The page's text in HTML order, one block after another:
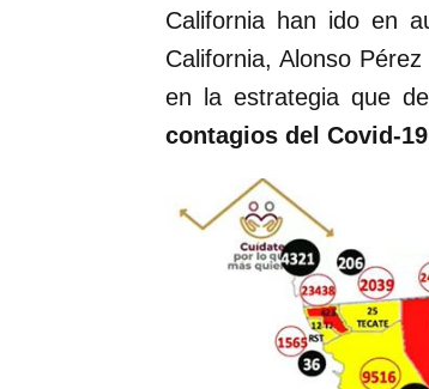
California han ido en
California, Alonso
en la estrategia que
contagios del Covid-19